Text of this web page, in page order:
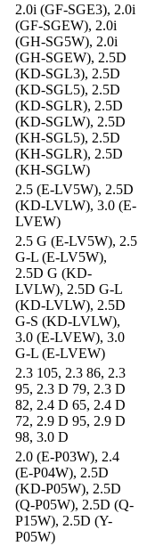
2.0i (GF-SGE3), 2.0i
(GF-SGEW), 2.0i
(GH-SG5W), 2.0i
(GH-SGEW), 2.5D
(KD-SGL3), 2.5D
(KD-SGL5), 2.5D
(KD-SGLR), 2.5D
(KD-SGLW), 2.5D
(KH-SGL5), 2.5D
(KH-SGLR), 2.5D
(KH-SGLW)
2.5 (E-LV5W), 2.5D
(KD-LVLW), 3.0 (E-
LVEW)
2.5 G (E-LV5W), 2.5
G-L (E-LV5W),
2.5D G (KD-
LVLW), 2.5D G-L
(KD-LVLW), 2.5D
G-S (KD-LVLW),
3.0 (E-LVEW), 3.0
G-L (E-LVEW)
2.3 105, 2.3 86, 2.3
95, 2.3 D 79, 2.3 D
82, 2.4 D 65, 2.4 D
72, 2.9 D 95, 2.9 D
98, 3.0 D
2.0 (E-P03W), 2.4
(E-P04W), 2.5D
(KD-P05W), 2.5D
(Q-P05W), 2.5D (Q-
P15W), 2.5D (Y-
P05W)